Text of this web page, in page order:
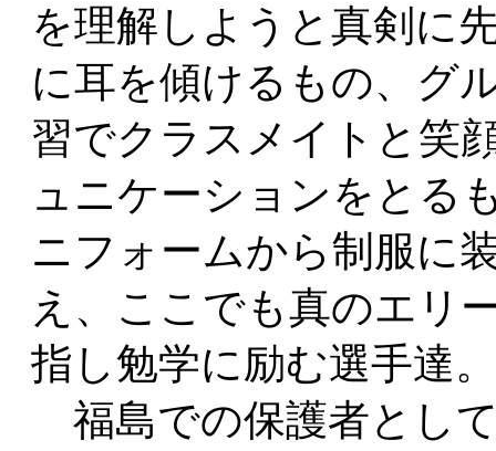
を理解しようと真剣に
に耳を傾けるもの、グ
習でクラスメイトと笑
ュニケーションをとる
ニフォームから制服に
え、ここでも真のエリ
指し勉学に励む選手達。
福島での保護者とし